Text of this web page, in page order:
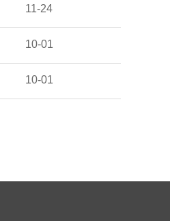
11-24
10-01
10-01